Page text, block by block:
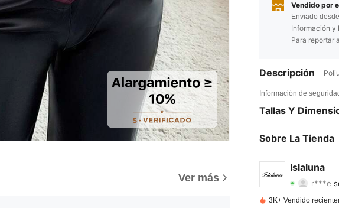
Ver más
Vendido por
Enviado
Información y
Para reportar
Descripción
Información de
Tallas Y
Sobre La Tienda
Islaluna
r***e
4,84
3K+ Vendido